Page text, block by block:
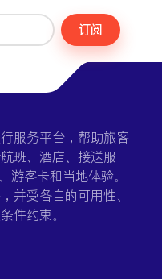
订阅
服务平台，帮助旅客
班、酒店、接送服
游客卡和当地体验。
并受各自的可用性、
件约束。